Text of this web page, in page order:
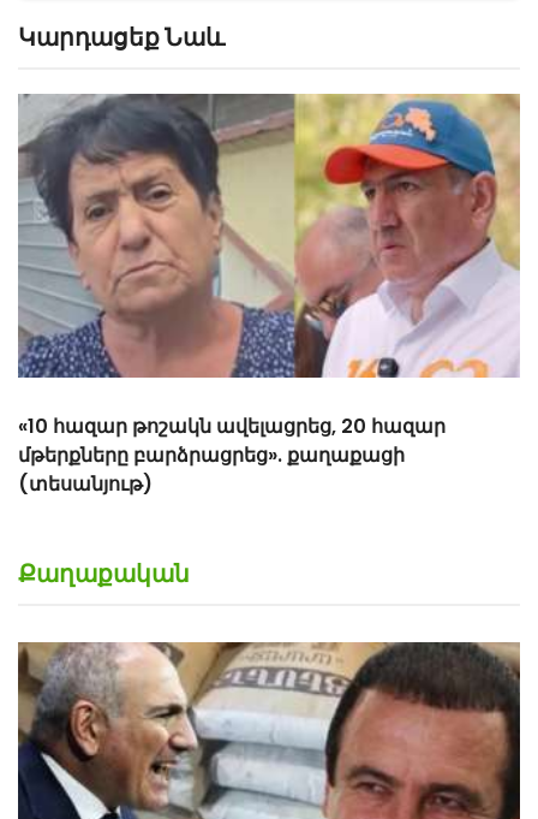
Կարդացեք Նաև
«Հիշեցի՞ք մեզ, ձեր սանիկներն ենք». աղջիկները՝
Նիկոլ Փաշինյանին
Քաղաքական